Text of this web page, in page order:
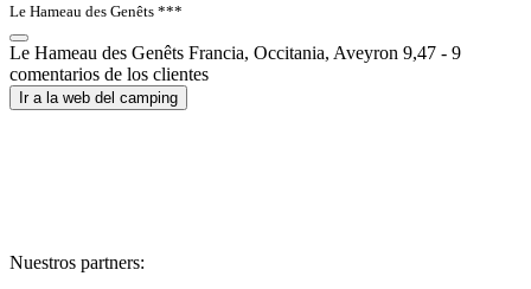
Le Hameau des Genêts ***
Le Hameau des Genêts Francia, Occitania, Aveyron 9,47 - 9
comentarios de los clientes
Ir a la web del camping
Nuestros partners: